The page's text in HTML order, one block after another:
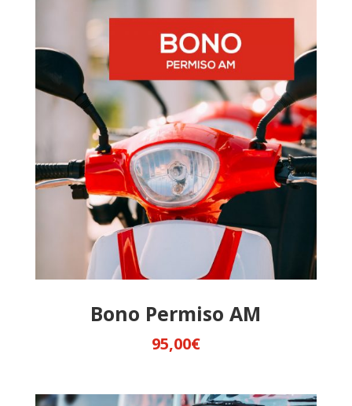
Bono Permiso AM
95,00€